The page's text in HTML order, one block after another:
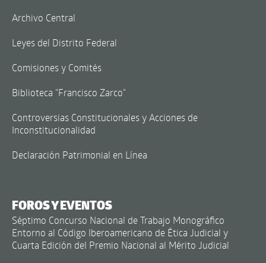
Archivo Central
Leyes del Distrito Federal
Comisiones y Comités
Biblioteca "Francisco Zarco"
Controversias Constitucionales y Acciones de
Inconstitucionalidad
Declaración Patrimonial en Línea
FOROS Y EVENTOS
Séptimo Concurso Nacional de Trabajo Monográfico
Entorno al Código Iberoamericano de Ética Judicial y
Cuarta Edición del Premio Nacional al Mérito Judicial